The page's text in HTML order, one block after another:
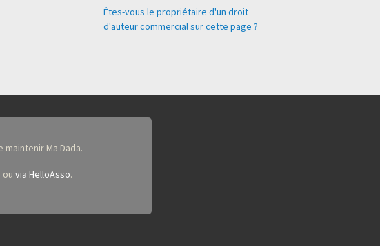
Êtes-vous le propriétaire d'un droit
d'auteur commercial sur cette page ?
Ma Dada.
ou via HelloAsso.